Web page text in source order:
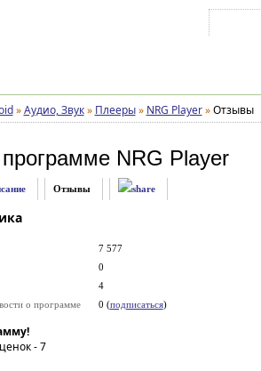
» Аудио, Звук » Плееры » NRG Player » Отзывы
NRG Player
Отзывы
7 577
0
4
о программе
0 (подписаться)
-7